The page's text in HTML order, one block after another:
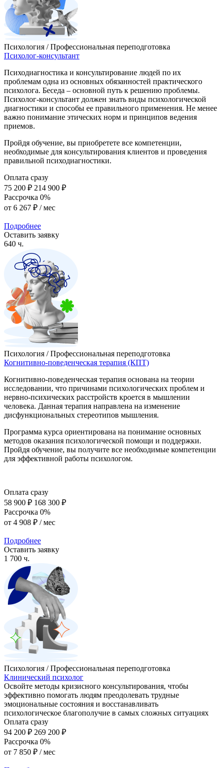
Психология / Профессиональная переподготовка
Психолог-консультант
Психодиагностика и консультирование людей по их
проблемам одна из основных обязанностей практического
психолога. Беседа – основной путь к решению проблемы.
Психолог-консультант должен знать виды психологической
диагностики и способы ее правильного применения. Не менее
важно понимание этических норм и принципов ведения
приемов.
Пройдя обучение, вы приобретете все компетенции,
необходимые для консультирования клиентов и проведения
правильной психодиагностики.
Оплата сразу
75 200 ₽ 214 900 ₽
Рассрочка 0%
от 6 267 ₽ / мес
Подробнее
Оставить заявку
640 ч.
Психология / Профессиональная переподготовка
Когнитивно-поведенческая терапия (КПТ)
Когнитивно-поведенческая терапия основана на теории
исследовании, что причинами психологических проблем и
нервно-психических расстройств кроется в мышлении
человека. Данная терапия направлена на изменение
дисфункциональных стереотипов мышления.
Программа курса ориентирована на понимание основных
методов оказания психологической помощи и поддержки.
Пройдя обучение, вы получите все необходимые компетенции
для эффективной работы психологом.
Оплата сразу
58 900 ₽ 168 300 ₽
Рассрочка 0%
от 4 908 ₽ / мес
Подробнее
Оставить заявку
1 700 ч.
Психология / Профессиональная переподготовка
Клинический психолог
Освойте методы кризисного консультирования, чтобы
эффективно помогать людям преодолевать трудные
эмоциональные состояния и восстанавливать
психологическое благополучие в самых сложных ситуациях
Оплата сразу
94 200 ₽ 269 200 ₽
Рассрочка 0%
от 7 850 ₽ / мес